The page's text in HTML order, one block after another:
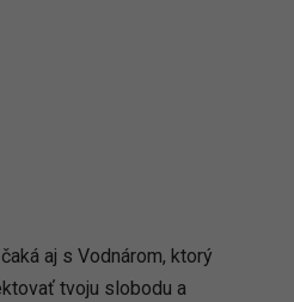
aj s Vodnárom, ktorý
tvoju slobodu a